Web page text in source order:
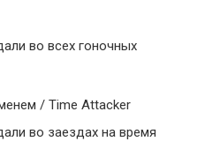
во всех гоночных
/ Time Attacker
во заездах на время